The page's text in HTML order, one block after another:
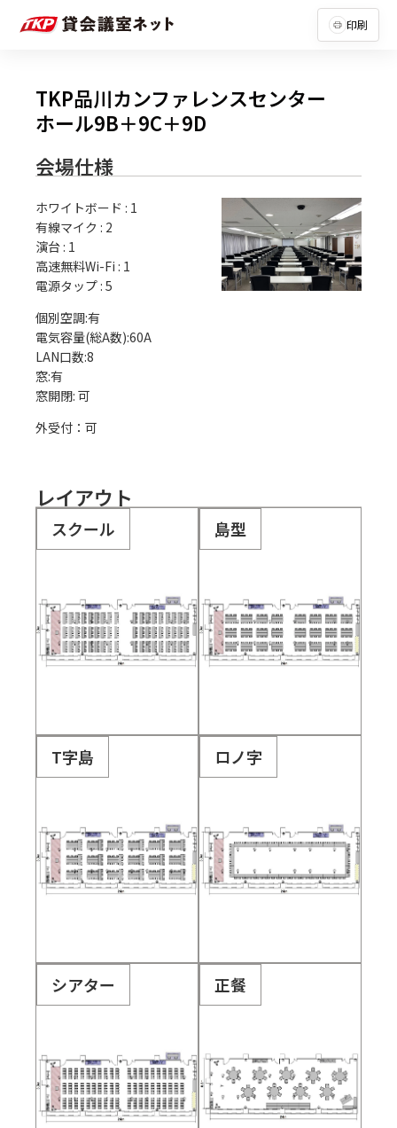
印刷
TKP品川カンファレンスセンター
ホール9B＋9C＋9D
会場仕様
ホワイトボード : 1
有線マイク : 2
演台 : 1
高速無料Wi-Fi : 1
電源タップ : 5
個別空調:有
電気容量(総A数):60A
LAN口数:8
窓:有
外受付：可
レイアウト
スクール 島型
T字島 ロノ字
シアター 正餐